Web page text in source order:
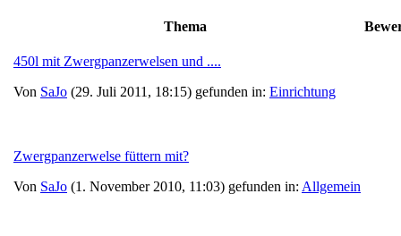
Thema
450l mit Zwergpanzerwelsen und ....
Von SaJo (29. Juli 2011, 18:15) gefunden in: Einrichtung
Zwergpanzerwelse füttern mit?
Von SaJo (1. November 2010, 11:03) gefunden in: Allgemein